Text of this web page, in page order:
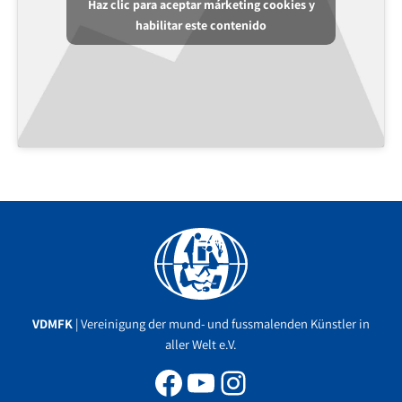
Haz clic para aceptar márketing cookies y
habilitar este contenido
VDMFK | Vereinigung der mund- und fussmalenden Künstler in
aller Welt e.V.
Facebook
YouTube
Instagram